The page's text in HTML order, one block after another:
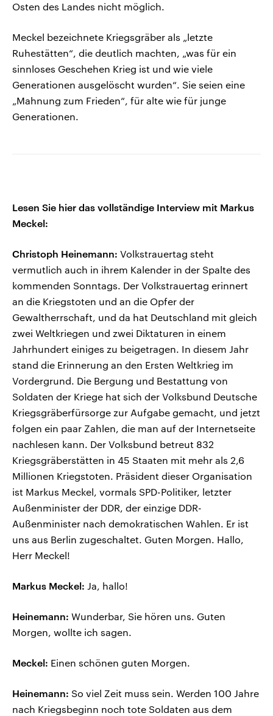
Osten des Landes nicht möglich.
Meckel bezeichnete Kriegsgräber als „letzte
Ruhestätten“, die deutlich machten, „was für ein
sinnloses Geschehen Krieg ist und wie viele
Generationen ausgelöscht wurden“. Sie seien eine
„Mahnung zum Frieden“, für alte wie für junge
Generationen.
Lesen Sie hier das vollständige Interview mit Markus
Meckel:
Christoph Heinemann: Volkstrauertag steht
vermutlich auch in ihrem Kalender in der Spalte des
kommenden Sonntags. Der Volkstrauertag erinnert
an die Kriegstoten und an die Opfer der
Gewaltherrschaft, und da hat Deutschland mit gleich
zwei Weltkriegen und zwei Diktaturen in einem
Jahrhundert einiges zu beigetragen. In diesem Jahr
stand die Erinnerung an den Ersten Weltkrieg im
Vordergrund. Die Bergung und Bestattung von
Soldaten der Kriege hat sich der Volksbund Deutsche
Kriegsgräberfürsorge zur Aufgabe gemacht, und jetzt
folgen ein paar Zahlen, die man auf der Internetseite
nachlesen kann. Der Volksbund betreut 832
Kriegsgräberstätten in 45 Staaten mit mehr als 2,6
Millionen Kriegstoten. Präsident dieser Organisation
ist Markus Meckel, vormals SPD-Politiker, letzter
Außenminister der DDR, der einzige DDR-
Außenminister nach demokratischen Wahlen. Er ist
uns aus Berlin zugeschaltet. Guten Morgen. Hallo,
Herr Meckel!
Markus Meckel: Ja, hallo!
Heinemann: Wunderbar, Sie hören uns. Guten
Morgen, wollte ich sagen.
Meckel: Einen schönen guten Morgen.
Heinemann: So viel Zeit muss sein. Werden 100 Jahre
nach Kriegsbeginn noch tote Soldaten aus dem